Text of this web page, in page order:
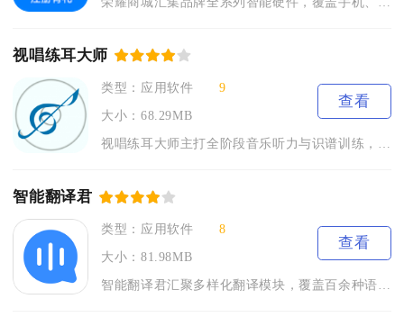
视唱练耳大师
类型：应用软件
9
大小：68.29MB
查看
智能翻译君
类型：应用软件
8
大小：81.98MB
查看
智能翻译君汇聚多样化翻译模块，覆盖百余种语言互译需求，集成文...